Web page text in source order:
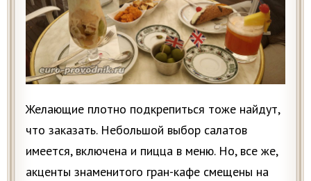
Желающие плотно подкрепиться тоже найдут,
что заказать. Небольшой выбор салатов
имеется, включена и пицца в меню. Но, все же,
акценты знаменитого гран-кафе смещены на